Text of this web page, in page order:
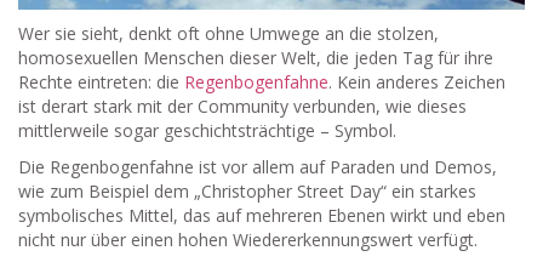
Wer sie sieht, denkt oft ohne Umwege an die stolzen,
homosexuellen Menschen dieser Welt, die jeden Tag für ihre
Rechte eintreten: die Regenbogenfahne. Kein anderes Zeichen
ist derart stark mit der Community verbunden, wie dieses
mittlerweile sogar geschichtsträchtige – Symbol.
Die Regenbogenfahne ist vor allem auf Paraden und Demos,
wie zum Beispiel dem „Christopher Street Day“ ein starkes
symbolisches Mittel, das auf mehreren Ebenen wirkt und eben
nicht nur über einen hohen Wiedererkennungswert verfügt.